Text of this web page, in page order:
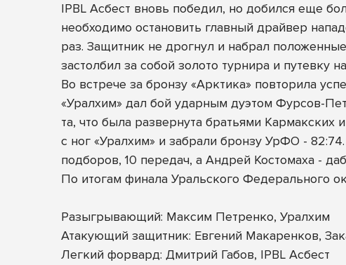
IPBL Асбест вновь победил, но добился еще
необходимо остановить главный драйвер
раз. Защитник не дрогнул и набрал
застолбил за собой золото турнира и
Во встрече за бронзу «Арктика» повторила
«Уралхим» дал бой ударным дуэтом Фурсов-
та, что была развернута братьями Кармакских
с ног «Уралхим» и забрали бронзу УрФО -
подборов, 10 передач, а Андрей Костомаха -
По итогам финала Уральского Федерального
Разыгрывающий: Максим Петренко, Уралхим
Атакующий защитник: Евгений Макаренков,
Легкий форвард: Дмитрий Габов, IPBL Асбест